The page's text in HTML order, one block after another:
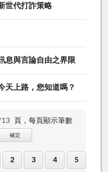
世代打詐策略
息與言論自由之界限
天上路，您知道嗎？
頁， 每頁顯示筆數
確定
2 3 4 5